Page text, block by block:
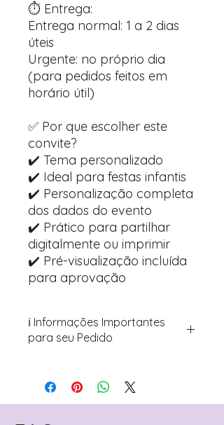
⏱️ Entrega:
Entrega normal: 1 a 2 dias
úteis
Urgente: no próprio dia
(para pedidos feitos em
horário útil)
✅ Por que escolher este
convite?
✔️ Tema personalizado
✔️ Ideal para festas infantis
✔️ Personalização completa
dos dados do evento
✔️ Prático para partilhar
digitalmente ou imprimir
✔️ Pré-visualização incluída
para aprovação
ℹ️ Informações Importantes
para seu Pedido
Avance para a página de checkout
(próximo passo após o carrinho)
Encontre o campo de "Notas do
Pedido"